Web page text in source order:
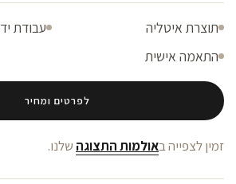
תוצרת איטליה
עבודת יד
התאמה אישית
לפרטים ומחיר
זמין לצפייה באולמות התצוגה שלנו.